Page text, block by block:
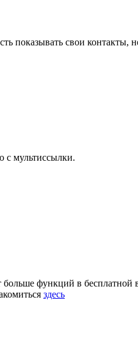
показывать свои
с мультиссылки.
больше функций в
здесь